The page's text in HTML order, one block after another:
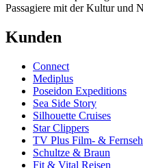
Passagiere mit der Kultur und
Kunden
Connect
Mediplus
Poseidon Expeditions
Sea Side Story
Silhouette Cruises
Star Clippers
TV Plus Film- &
Schultze & Braun
Fit & Vital Reisen